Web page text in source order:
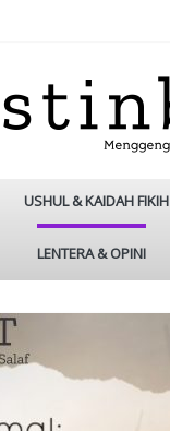
USHUL & KAIDAH FIKIH
LENTERA & OPINI